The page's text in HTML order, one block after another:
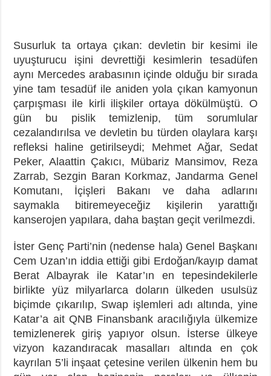
Susurluk ta ortaya çıkan: devletin bir kesimi ile
uyuşturucu işini devrettiği kesimlerin tesadüfen
aynı Mercedes arabasının içinde olduğu bir sırada
yine tam tesadüf ile aniden yola çıkan kamyonun
çarpışması ile kirli ilişkiler ortaya dökülmüştü. O
gün bu pislik temizlenip, tüm sorumlular
cezalandırılsa ve devletin bu türden olaylara karşı
refleksi haline getirilseydi; Mehmet Ağar, Sedat
Peker, Alaattin Çakıcı, Mübariz Mansimov, Reza
Zarrab, Sezgin Baran Korkmaz, Jandarma Genel
Komutanı, İçişleri Bakanı ve daha adlarını
saymakla bitiremeyeceğiz kişilerin yarattığı
kanserojen yapılara, daha baştan geçit verilmezdi.
İster Genç Parti’nin (nedense hala) Genel Başkanı
Cem Uzan’ın iddia ettiği gibi Erdoğan/kayıp damat
Berat Albayrak ile Katar’ın en tepesindekilerle
birlikte yüz milyarlarca doların ülkeden usulsüz
biçimde çıkarılıp, Swap işlemleri adı altında, yine
Katar’a ait QNB Finansbank aracılığıyla ülkemize
temizlenerek giriş yapıyor olsun. İsterse ülkeye
vizyon kazandıracak masalları altında en çok
kayrılan 5’li inşaat çetesine verilen ülkenin hem bu